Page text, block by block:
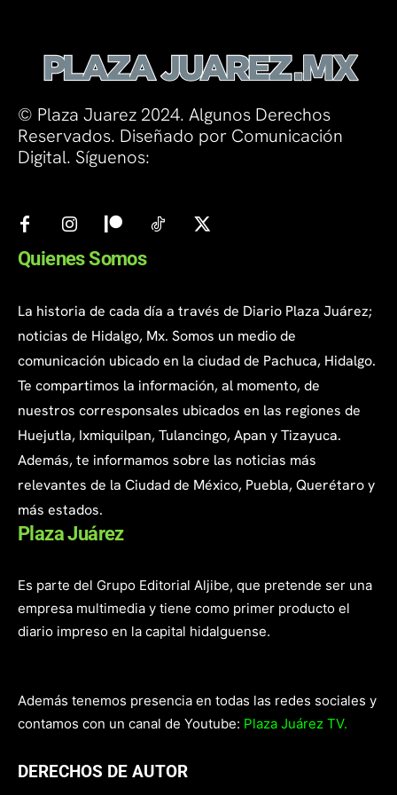
© Plaza Juarez 2024. Algunos Derechos
Reservados. Diseñado por Comunicación
Digital. Síguenos:
Quienes Somos
La historia de cada día a través de Diario Plaza Juárez;
noticias de Hidalgo, Mx. Somos un medio de
comunicación ubicado en la ciudad de Pachuca, Hidalgo.
Te compartimos la información, al momento, de
nuestros corresponsales ubicados en las regiones de
Huejutla, Ixmiquilpan, Tulancingo, Apan y Tizayuca.
Además, te informamos sobre las noticias más
relevantes de la Ciudad de México, Puebla, Querétaro y
más estados.
Plaza Juárez
Es parte del Grupo Editorial Aljibe, que pretende ser una
empresa multimedia y tiene como primer producto el
diario impreso en la capital hidalguense.
Además tenemos presencia en todas las redes sociales y
contamos con un canal de Youtube: Plaza Juárez TV.
DERECHOS DE AUTOR